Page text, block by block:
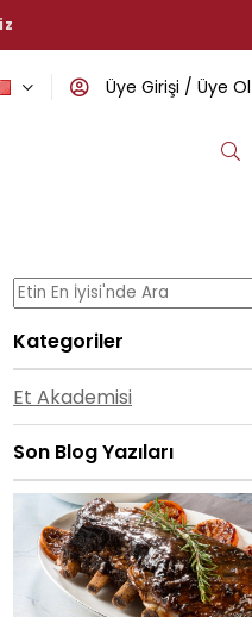
Üye Girişi Üye Ol
Kategoriler
Et Akademisi
Son Blog Yazıları